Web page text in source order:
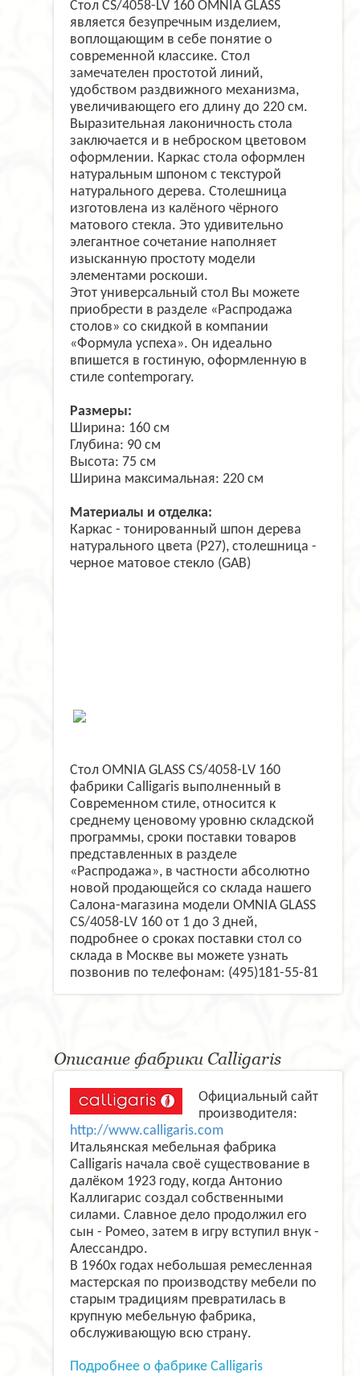
Стол CS/4058-LV 160 OMNIA GLASS
является безупречным изделием,
воплощающим в себе понятие о
современной классике. Стол
замечателен простотой линий,
удобством раздвижного механизма,
увеличивающего его длину до 220 см.
Выразительная лаконичность стола
заключается и в неброском цветовом
оформлении. Каркас стола оформлен
натуральным шпоном с текстурой
натурального дерева. Столешница
изготовлена из калёного чёрного
матового стекла. Это удивительно
элегантное сочетание наполняет
изысканную простоту модели
элементами роскоши.
Этот универсальный стол Вы можете
приобрести в разделе «Распродажа
столов» со скидкой в компании
«Формула успеха». Он идеально
впишется в гостиную, оформленную в
стиле contemporary.
Размеры:
Ширина: 160 см
Глубина: 90 см
Высота: 75 см
Ширина максимальная: 220 см
Материалы и отделка:
Каркас - тонированный шпон дерева
натурального цвета (P27), столешница -
черное матовое стекло (GAB)
Стол OMNIA GLASS CS/4058-LV 160
фабрики Calligaris выполненный в
Современном стиле, относится к
среднему ценовому уровню складской
программы, сроки поставки товаров
представленных в разделе
«Распродажа», в частности абсолютно
новой продающейся со склада нашего
Салона-магазина модели OMNIA GLASS
CS/4058-LV 160 от 1 до 3 дней,
подробнее о сроках поставки стол со
склада в Москве вы можете узнать
позвонив по телефонам: (495)181-55-81
Описание фабрики Calligaris
Официальный сайт
производителя:
http://www.calligaris.com
Итальянская мебельная фабрика
Calligaris начала своё существование в
далёком 1923 году, когда Антонио
Каллигарис создал собственными
силами. Славное дело продолжил его
сын - Ромео, затем в игру вступил внук -
Алессандро.
В 1960х годах небольшая ремесленная
мастерская по производству мебели по
старым традициям превратилась в
крупную мебельную фабрика,
обслуживающую всю страну.
Подробнее о фабрике Calligaris